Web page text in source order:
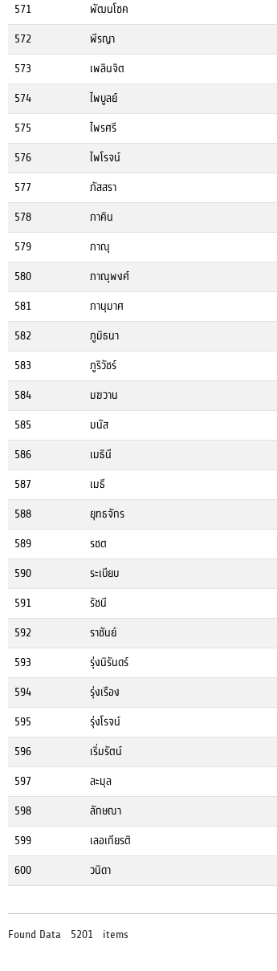
571
พัฒนโชค
572
พีรญา
573
เพลินจิต
574
ไพบูลย์
575
ไพรศรี
576
ไพโรจน์
577
ภัสสรา
578
ภาคิน
579
ภาณุ
580
ภาณุพงศ์
581
ภานุมาศ
582
ภูมิธนา
583
ภูริวัชร์
584
มฆวาน
585
มนัส
586
เมธินี
587
เมธี
588
ยุทธจักร
589
รชต
590
ระเบียบ
591
รัชนี
592
ราชันย์
593
รุ่งนิรันดร์
594
รุ่งเรือง
595
รุ่งโรจน์
596
เริ่มรัตน์
597
ละมุล
598
ลักษณา
599
เลอเกียรติ
600
วนิดา
Found Data 5201 items